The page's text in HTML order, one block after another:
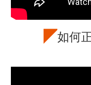
◤如何